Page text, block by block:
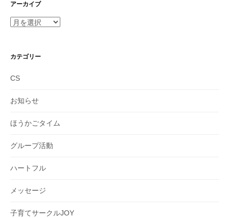
アーカイブ
ア
イ
カテゴリー
CS
お知らせ
ほうかごタイム
グループ活動
ハートフル
メッセージ
子育てサークルJOY